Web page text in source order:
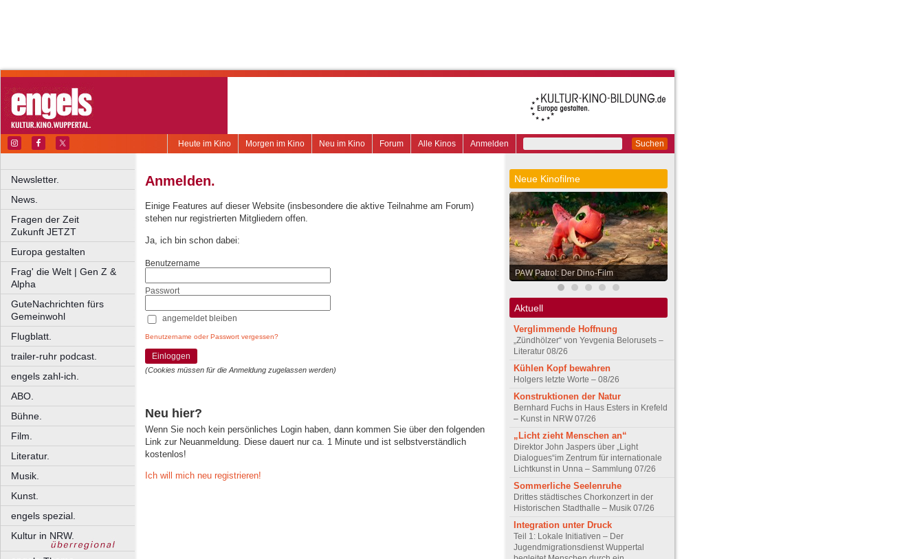
Suchen
Anmelden
Alle Kinos
Forum
Neu im Kino
Morgen im Kino
Heute im Kino
Newsletter.
News.
Fragen der Zeit
Zukunft JETZT
Europa gestalten
Frag' die Welt | Gen Z &
Alpha
GuteNachrichten fürs
Gemeinwohl
Flugblatt.
trailer-ruhr podcast.
engels zahl-ich.
ABO.
Bühne.
Film.
Literatur.
Musik.
Kunst.
engels spezial.
Kultur in NRW.
Anmelden.
Einige Features auf dieser Website (insbesondere die aktive Teilnahme am Forum)
stehen nur registrierten Mitgliedern offen.
Ja, ich bin schon dabei:
Benutzername
Passwort
angemeldet bleiben
Benutzername oder Passwort vergessen?
Einloggen
(Cookies müssen für die Anmeldung zugelassen werden)
Neu hier?
Wenn Sie noch kein persönliches Login haben, dann kommen Sie über den folgenden
Link zur Neuanmeldung. Diese dauert nur ca. 1 Minute und ist selbstverständlich
kostenlos!
Ich will mich neu registrieren!
Neue Kinofilme
PAW Patrol: Der Dino-Film
Aktuell
Verglimmende Hoffnung
„Zündhölzer“ von Yevgenia Belorusets –
Literatur 08/26
Kühlen Kopf bewahren
Holgers letzte Worte – 08/26
Konstruktionen der Natur
Bernhard Fuchs in Haus Esters in Krefeld
– Kunst in NRW 07/26
„Licht zieht Menschen an“
Direktor John Jaspers über „Light
Dialogues“im Zentrum für internationale
Lichtkunst in Unna – Sammlung 07/26
Sommerliche Seelenruhe
Drittes städtisches Chorkonzert in der
Historischen Stadthalle – Musik 07/26
Integration unter Druck
Teil 1: Lokale Initiativen – Der
Jugendmigrationsdienst Wuppertal